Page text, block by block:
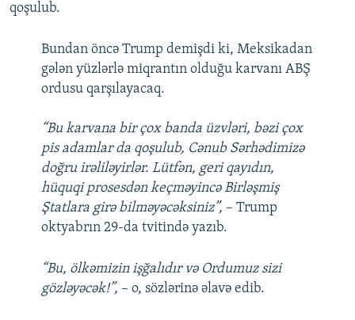
qoşulub.
Bundan öncə Trump demişdi ki, Meksikadan
gələn yüzlərlə miqrantın olduğu karvanı ABŞ
ordusu qarşılayacaq.
“Bu karvana bir çox banda üzvləri, bəzi çox
pis adamlar da qoşulub, Cənub Sərhədimizə
doğru irəliləyirlər. Lütfən, geri qayıdın,
hüquqi prosesdən keçməyincə Birləşmiş
Ştatlara girə bilməyəcəksiniz”, – Trump
oktyabrın 29-da tvitində yazıb.
“Bu, ölkəmizin işğalıdır və Ordumuz sizi
gözləyəcək!”, – o, sözlərinə əlavə edib.